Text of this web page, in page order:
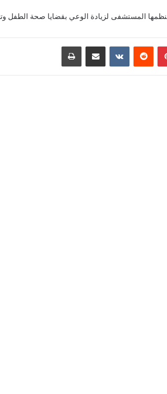
المستشفى لزيادة الوعي بقضايا صحة الطفل
بينتيريست